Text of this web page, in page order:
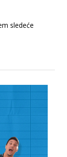
sledeće